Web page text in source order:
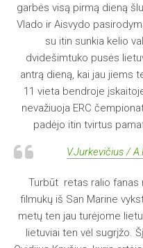
garbės visą pirmą dieną
Vlado ir Aisvydo
su itin sunkia kelio
dvidešimtuko pusės
antrą dieną, kai jau jiems
11 vieta bendroje
nevažiuoja ERC
padėjo itin tvirtus
V.Jurkevičius /
Turbūt retas ralio fanas
filmukų iš San Marine
metų ten jau turėjome
lietuviai ten vėl sugrįžo.